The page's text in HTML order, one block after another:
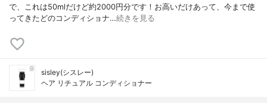
で、これは50mlだけど約2000円分です！お高いだけあって、今まで使
ってきたどのコンディショナ…続きを見る
sisley(シスレー)
ヘア リチュアル コンディショナー